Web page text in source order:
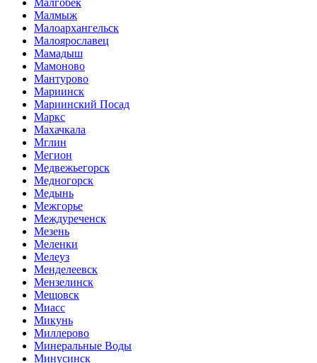
Малгобек
Малмыж
Малоархангельск
Малоярославец
Мамадыш
Мамоново
Мантурово
Мариинск
Мариинский Посад
Маркс
Махачкала
Мглин
Мегион
Медвежьегорск
Медногорск
Медынь
Межгорье
Междуреченск
Мезень
Меленки
Мелеуз
Менделеевск
Мензелинск
Мещовск
Миасс
Микунь
Миллерово
Минеральные Воды
Минусинск